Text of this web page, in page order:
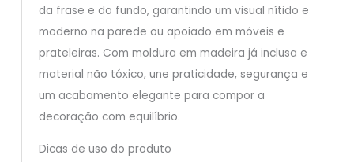
da frase e do fundo, garantindo um visual nítido e
moderno na parede ou apoiado em móveis e
prateleiras. Com moldura em madeira já inclusa e
material não tóxico, une praticidade, segurança e
um acabamento elegante para compor a
decoração com equilíbrio.
Dicas de uso do produto